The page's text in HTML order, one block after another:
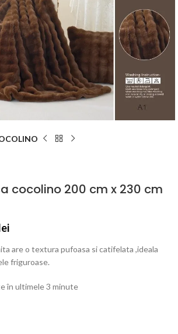
cocolino 200 cm x 230 cm
are o textura pufoasa si catifelata ,ideala
friguroase.
în ultimele 3 minute